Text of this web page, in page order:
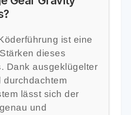
ist eine
dieses
Dank ausgeklügelter
durchdachtem
lässt sich der
und